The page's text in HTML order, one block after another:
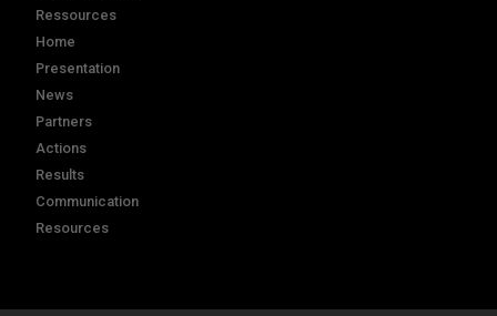
Ressources
Home
Presentation
News
Partners
Actions
Results
Communication
Resources